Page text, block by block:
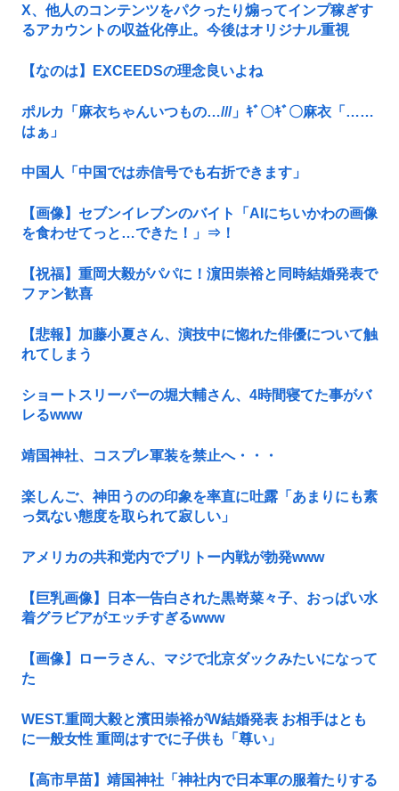
X、他人のコンテンツをパクったり煽ってインプ稼ぎす
るアカウントの収益化停止。今後はオリジナル重視
【なのは】EXCEEDSの理念良いよね
ポルカ「麻衣ちゃんいつもの…///」ｷﾞ〇ｷﾞ〇麻衣「……
はぁ」
中国人「中国では赤信号でも右折できます」
【画像】セブンイレブンのバイト「AIにちいかわの画像
を食わせてっと…できた！」⇒！
【祝福】重岡大毅がパパに！濵田崇裕と同時結婚発表で
ファン歓喜
【悲報】加藤小夏さん、演技中に惚れた俳優について触
れてしまう
ショートスリーパーの堀大輔さん、4時間寝てた事がバ
レるwww
靖国神社、コスプレ軍装を禁止へ・・・
楽しんご、神田うのの印象を率直に吐露「あまりにも素
っ気ない態度を取られて寂しい」
アメリカの共和党内でブリトー内戦が勃発www
【巨乳画像】日本一告白された黒嵜菜々子、おっぱい水
着グラビアがエッチすぎるwww
【画像】ローラさん、マジで北京ダックみたいになって
た
WEST.重岡大毅と濱田崇裕がW結婚発表 お相手はとも
に一般女性 重岡はすでに子供も「尊い」
【高市早苗】靖国神社「神社内で日本軍の服着たりする